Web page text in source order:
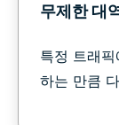
무제한 대
특정 트래
하는 만큼